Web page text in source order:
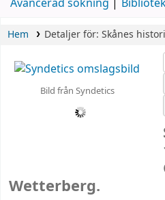
Avancerad sökning
Hem Detaljer för: Skånes
Bild från Syndetics
Wetterberg.